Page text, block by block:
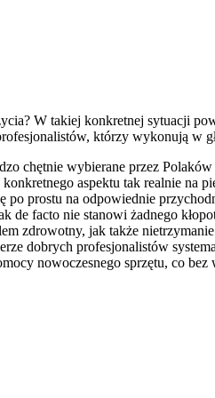
W takiej konkretnej sytuacji
którzy wykonują w
chętnie wybierane przez
aspektu tak realnie na
prostu na odpowiednie
de facto nie stanowi żadnego
zdrowotny, jak także
dobrych profesjonalistów
nowoczesnego sprzętu, co bez